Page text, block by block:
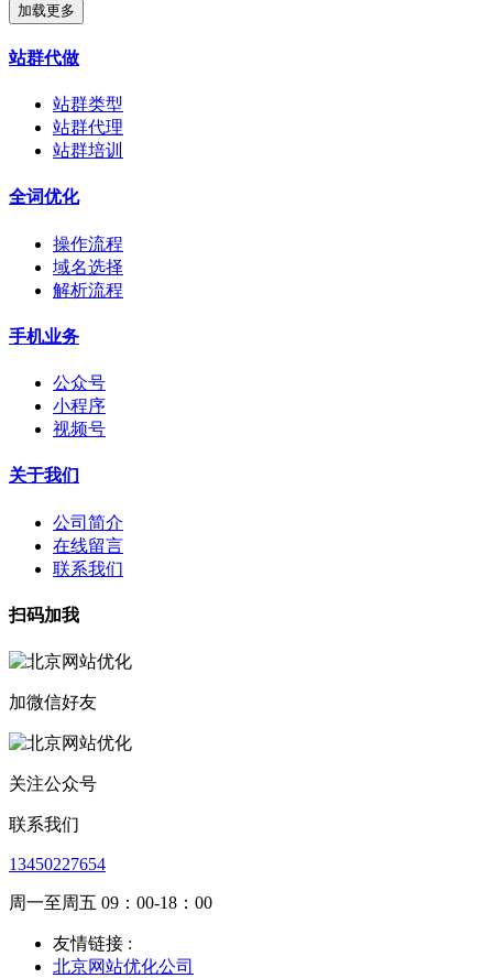
加载更多
站群代做
站群类型
站群代理
站群培训
全词优化
操作流程
域名选择
解析流程
手机业务
公众号
小程序
视频号
关于我们
公司简介
在线留言
联系我们
扫码加我
加微信好友
关注公众号
联系我们
13450227654
周一至周五 09：00-18：00
友情链接 :
北京网站优化公司